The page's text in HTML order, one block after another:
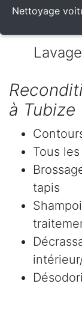
Nettoyage
à Tubize
Tous
tapis